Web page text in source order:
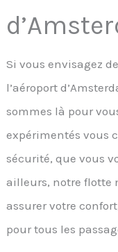
Si vous envisagez
l’aéroport
sommes là pour
expérimentés vous
sécurité, que vous
ailleurs, notre flotte
assurer votre
pour tous les